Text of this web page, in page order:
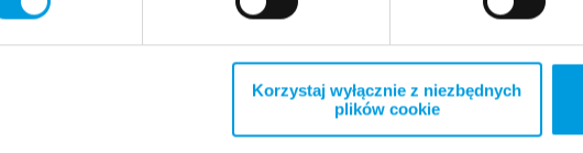
Korzystaj wyłącznie z niezbędnych
plików cookie